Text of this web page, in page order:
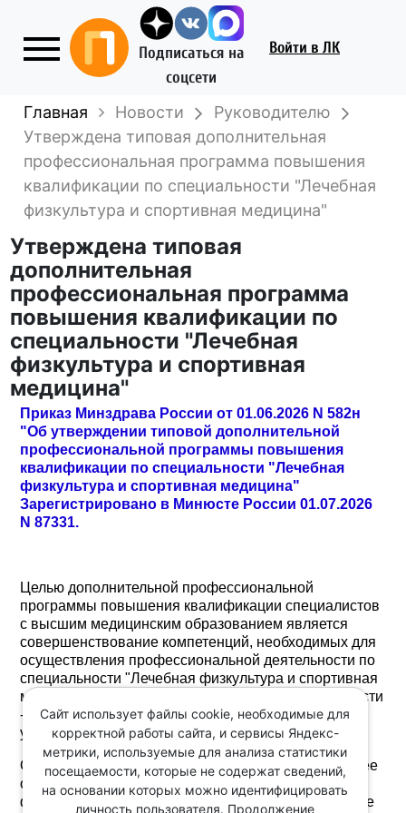
Подписаться на
соцсети
Войти в ЛК
Главная Новости
Руководителю
Утверждена типовая дополнительная
профессиональная программа повышения
квалификации по специальности "Лечебная
физкультура и спортивная медицина"
Утверждена типовая
дополнительная
профессиональная программа
повышения квалификации по
специальности "Лечебная
физкультура и спортивная
медицина"
Приказ Минздрава России от 01.06.2026 N 582н
"Об утверждении типовой дополнительной
профессиональной программы повышения
квалификации по специальности "Лечебная
физкультура и спортивная медицина"
Зарегистрировано в Минюсте России 01.07.2026
N 87331.
Целью дополнительной профессиональной
программы повышения квалификации специалистов
с высшим медицинским образованием является
совершенствование компетенций, необходимых для
осуществления профессиональной деятельности по
специальности "Лечебная физкультура и спортивная
медицина" (область профессиональной деятельности
- 02 Здравоохранение, уровень квалификации - 8
уровень).
Определены форма обучения по программе, срок ее
освоения, планируемые результаты обучения,
формы аттестации, организационно-педагогические
Сайт использует файлы cookie, необходимые для
корректной работы сайта, и сервисы Яндекс-
метрики, используемые для анализа статистики
посещаемости, которые не содержат сведений,
на основании которых можно идентифицировать
личность пользователя. Продолжение